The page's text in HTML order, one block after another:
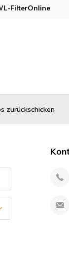
FilterOnline
zurückschicken